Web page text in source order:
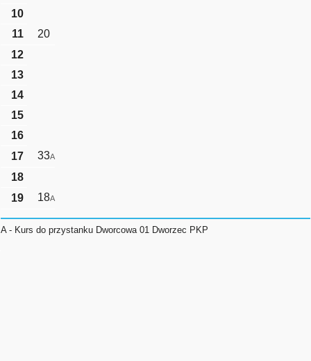
10
11
20
12
13
14
15
16
17
33A
18
19
18A
A - Kurs do przystanku Dworcowa 01 Dworzec PKP